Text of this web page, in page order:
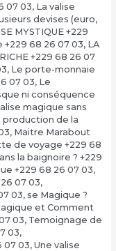
07 03, La valise
devises (euro,
MYSTIQUE +229
+229 68 26 07 03, LA
+229 68 26 07
, Le porte-monnaie
07 03, Le
ni conséquence
magique sans
production de la
, Maitre Marabout
de voyage +229 68
la baignoire ? +229
+229 68 26 07 03,
07 03,
03, se Magique ?
et Comment
03, Temoignage de
03,
07 03, Une valise